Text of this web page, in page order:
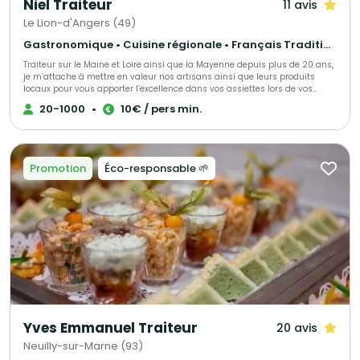
Niel Traiteur 11 avis
Le Lion-d'Angers (49)
Gastronomique • Cuisine régionale • Français Traditionnel
Traiteur sur le Maine et Loire ainsi que la Mayenne depuis plus de 20 ans,
je m’attache à mettre en valeur nos artisans ainsi que leurs produits
locaux pour vous apporter l’excellence dans vos assiettes lors de vos
mariages et autres réceptions. Mr Niel transporte toute l’excellence du
restaurant gastronomique dans l’univers du traiteur… Une mission
20-1000 • 10€ / pers min.
Promotion Éco-responsable 🌱
Yves Emmanuel Traiteur 20 avis
Neuilly-sur-Marne (93)